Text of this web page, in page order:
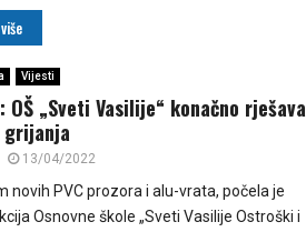
Vijesti
OŠ „Sveti Vasilije“ konačno rješava
grijanja
13/04/2022
novih PVC prozora i alu-vrata, počela je
Osnovne škole „Sveti Vasilije Ostroški i